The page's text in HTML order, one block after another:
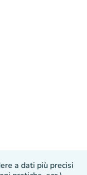
a dati più precisi